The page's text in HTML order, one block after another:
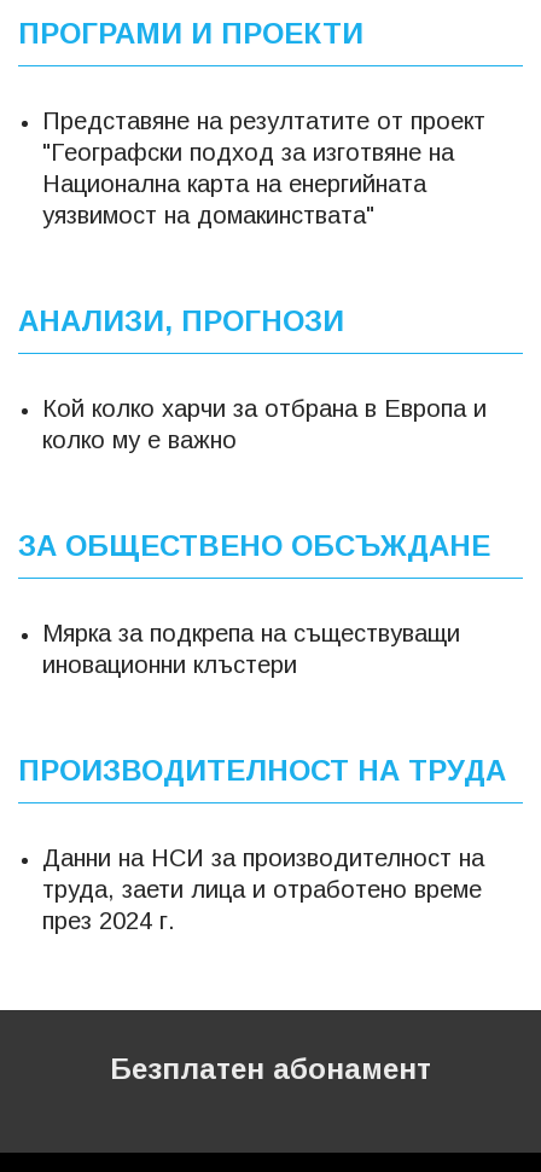
ПРОГРАМИ И ПРОЕКТИ
Представяне на резултатите от проект
"Географски подход за изготвяне на
Национална карта на енергийната
уязвимост на домакинствата"
АНАЛИЗИ, ПРОГНОЗИ
Кой колко харчи за отбрана в Европа и
колко му е важно
ЗА ОБЩЕСТВЕНО ОБСЪЖДАНЕ
Мярка за подкрепа на съществуващи
иновационни клъстери
ПРОИЗВОДИТЕЛНОСТ НА ТРУДА
Данни на НСИ за производителност на
труда, заети лица и отработено време
през 2024 г.
Безплатен абонамент